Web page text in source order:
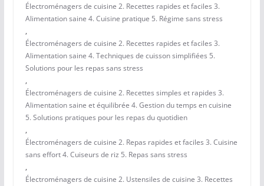
Électroménagers de cuisine 2. Recettes rapides et faciles 3.
Alimentation saine 4. Cuisine pratique 5. Régime sans stress
,
Électroménagers de cuisine 2. Recettes rapides et faciles 3.
Alimentation saine 4. Techniques de cuisson simplifiées 5.
Solutions pour les repas sans stress
,
Électroménagers de cuisine 2. Recettes simples et rapides 3.
Alimentation saine et équilibrée 4. Gestion du temps en cuisine
5. Solutions pratiques pour les repas du quotidien
,
Électroménagers de cuisine 2. Repas rapides et faciles 3. Cuisine
sans effort 4. Cuiseurs de riz 5. Repas sans stress
,
Électroménagers de cuisine 2. Ustensiles de cuisine 3. Recettes